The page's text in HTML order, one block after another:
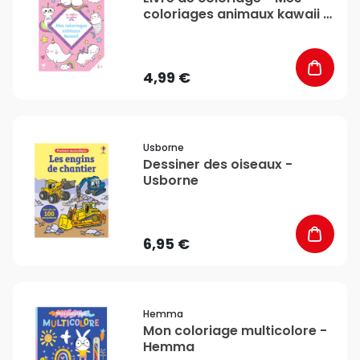
coloriages animaux kawaii -
4,99 €
Usborne
Dessiner des oiseaux -
Usborne
6,95 €
Hemma
Mon coloriage multicolore -
Hemma